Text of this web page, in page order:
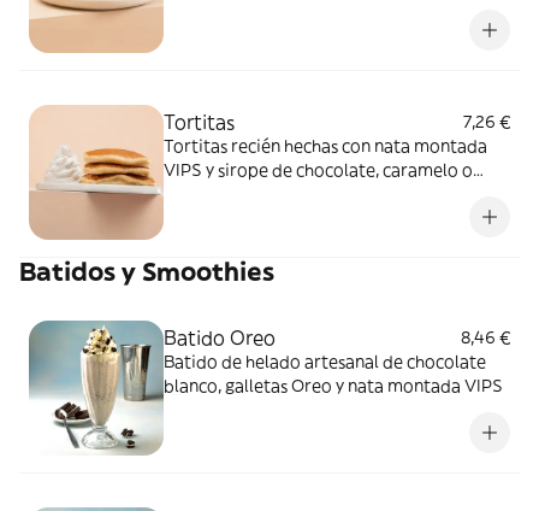
Tortitas
7,26 €
Tortitas recién hechas con nata montada
VIPS y sirope de chocolate, caramelo o
Batidos y Smoothies
Batido Oreo
8,46 €
Batido de helado artesanal de chocolate
blanco, galletas Oreo y nata montada VIPS